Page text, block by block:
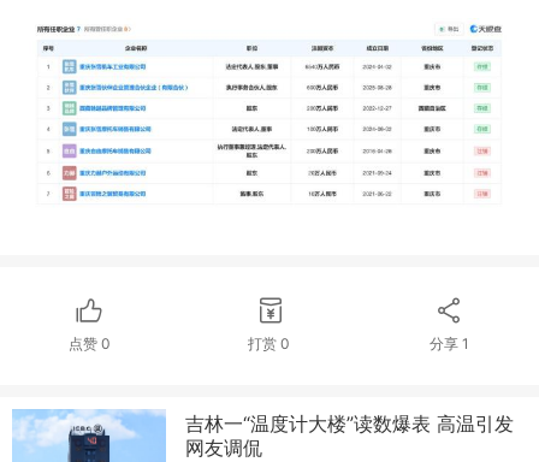
点赞0 打赏0 分享 1
吉林一“温度计大楼”读数爆表 高温引发
网友调侃